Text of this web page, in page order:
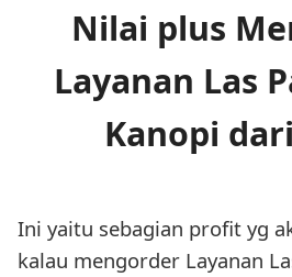
Nilai plus
Layanan Las
Kanopi
Ini yaitu sebagian profit yg
kalau mengorder Layanan